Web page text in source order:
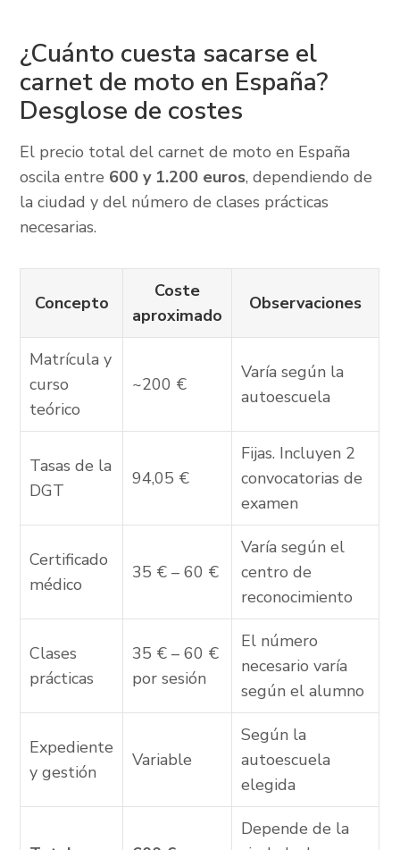
¿Cuánto cuesta sacarse el
carnet de moto en España?
Desglose de costes
El precio total del carnet de moto en España
oscila entre 600 y 1.200 euros, dependiendo de
la ciudad y del número de clases prácticas
necesarias.
Concepto
Coste
aproximado
Observaciones
Matrícula y
curso
teórico
~200 €
Varía según la
autoescuela
Tasas de la
DGT
94,05 €
Fijas. Incluyen 2
convocatorias de
examen
Certificado
médico
35 € – 60 €
Varía según el
centro de
reconocimiento
Clases
prácticas
35 € – 60 €
por sesión
El número
necesario varía
según el alumno
Expediente
y gestión
Variable
Según la
autoescuela
elegida
Depende de la